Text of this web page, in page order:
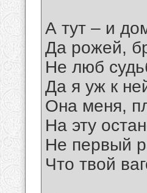
А тут – и
Да рожей,
Не люб
Да я уж к
Она меня,
На эту
Не первый
Что твой